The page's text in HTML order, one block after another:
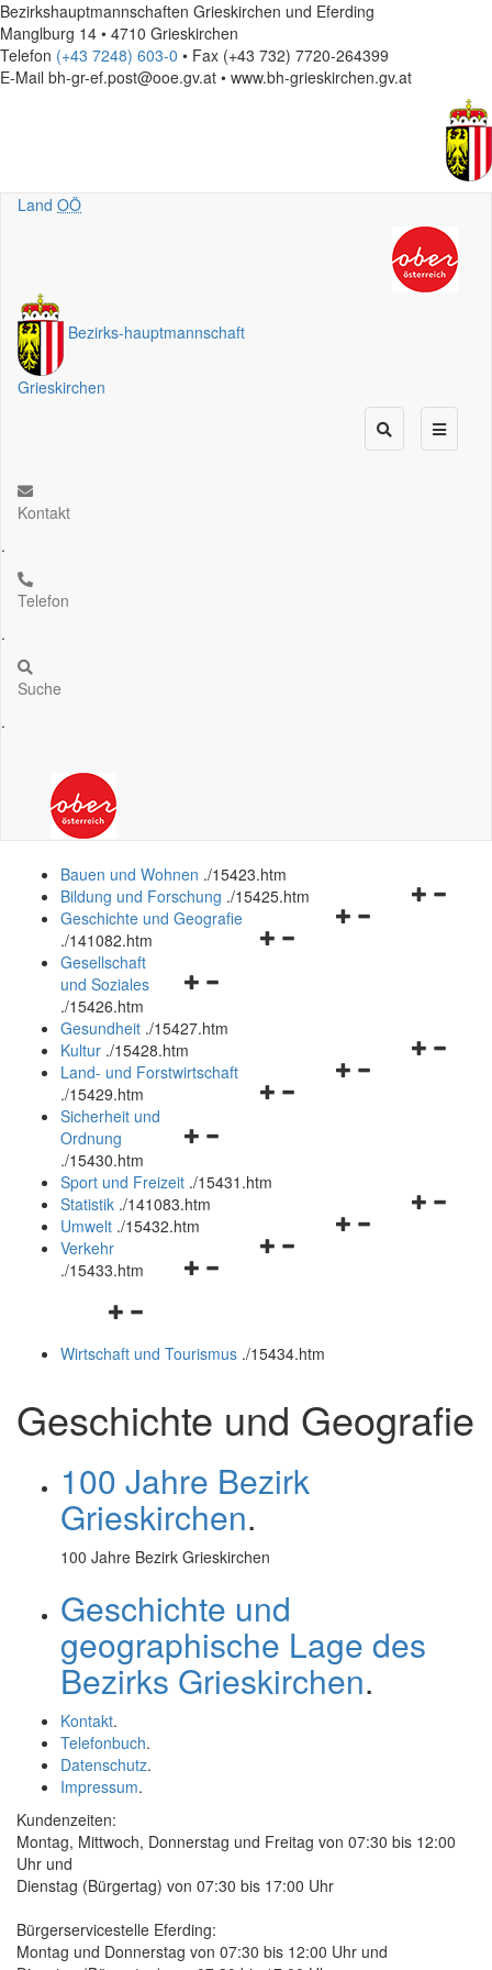
Bezirkshauptmannschaften Grieskirchen und Eferding
Manglburg 14 • 4710 Grieskirchen
Telefon (+43 7248) 603-0 • Fax (+43 732) 7720-264399
E-Mail bh-gr-ef.post@ooe.gv.at • www.bh-grieskirchen.gv.at
Land OÖ
Bezirks-hauptmannschaft
Grieskirchen
Kontakt
.
Telefon
.
Suche
.
Bauen und Wohnen ./15423.htm
Navigationsmenü
Bildung und Forschung ./15425.htm
Navigationsmenü
Geschichte und Geografie
./141082.htm
Navigationsmenü
und
schließen
Gesellschaft
und Soziales
./15426.htm
Gesundheit ./15427.htm
Navigationsmenü
Kultur ./15428.htm
Navigationsmenü
Land- und Forstwirtschaft
./15429.htm
Navigationsmenü
und
schließen
Sicherheit und
Ordnung
./15430.htm
Sport und Freizeit ./15431.htm
Navigationsmenü
Statistik ./141083.htm
Navigationsmenü
Umwelt ./15432.htm
Navigationsmenü
Verkehr
./15433.htm
Navigationsmenü
und
Wirtschaft und Tourismus ./15434.htm
Geschichte und Geografie
100 Jahre Bezirk
Grieskirchen.
100 Jahre Bezirk Grieskirchen
Geschichte und
geographische Lage des
Bezirks Grieskirchen.
Kontakt.
Telefonbuch.
Datenschutz.
Impressum.
Kundenzeiten:
Montag, Mittwoch, Donnerstag und Freitag von 07:30 bis 12:00
Uhr und
Dienstag (Bürgertag) von 07:30 bis 17:00 Uhr
Bürgerservicestelle Eferding:
Montag und Donnerstag von 07:30 bis 12:00 Uhr und